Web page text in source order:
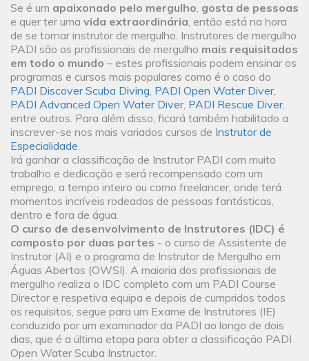
Se é um apaixonado pelo mergulho, gosta de pessoas
e quer ter uma vida extraordinária, então está na hora
de se tornar instrutor de mergulho. Instrutores de mergulho
PADI são os profissionais de mergulho mais requisitados
em todo o mundo – estes profissionais podem ensinar os
programas e cursos mais populares como é o caso do
PADI Discover Scuba Diving, PADI Open Water Diver,
PADI Advanced Open Water Diver, PADI Rescue Diver,
entre outros. Para além disso, ficará também habilitado a
inscrever-se nos mais variados cursos de Instrutor de
Especialidade.
Irá ganhar a classificação de Instrutor PADI com muito
trabalho e dedicação e será recompensado com um
emprego, a tempo inteiro ou como freelancer, onde terá
momentos incríveis rodeados de pessoas fantásticas,
dentro e fora de água.
O curso de desenvolvimento de Instrutores (IDC) é
composto por duas partes - o curso de Assistente de
Instrutor (AI) e o programa de Instrutor de Mergulho em
Águas Abertas (OWSI). A maioria dos profissionais de
mergulho realiza o IDC completo com um PADI Course
Director e respetiva equipa e depois de cumpridos todos
os requisitos, segue para um Exame de Instrutores (IE)
conduzido por um examinador da PADI ao longo de dois
dias, que é a última etapa para obter a classificação PADI
Open Water Scuba Instructor.